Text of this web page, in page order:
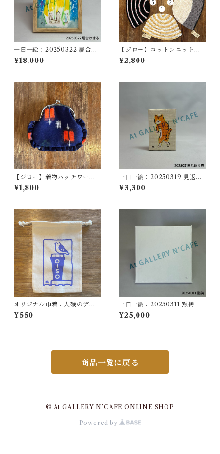
一日一絵：20250322 居合わ
せる
¥18,000
【ジロー】コットンニット帽
【NANAジロー】
¥2,800
【ジロー】着物パッチワーク
がま口【YUKIジロー】
¥1,800
一日一絵：20250319 見返り
猫
¥3,300
オリジナル巾着：大磯のデザ
イン灯台とアオバト
¥550
一日一絵：20250311 黙祷
¥25,000
商品一覧に戻る
© At GALLERY N’CAFE ONLINE SHOP
Powered by